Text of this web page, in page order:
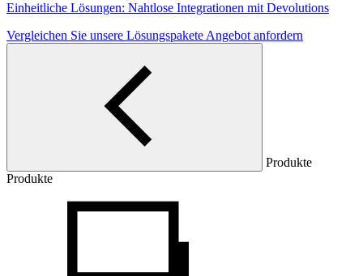
Einheitliche Lösungen: Nahtlose Integrationen mit Devolutions
Vergleichen Sie unsere Lösungspakete Angebot anfordern
Produkte
Produkte